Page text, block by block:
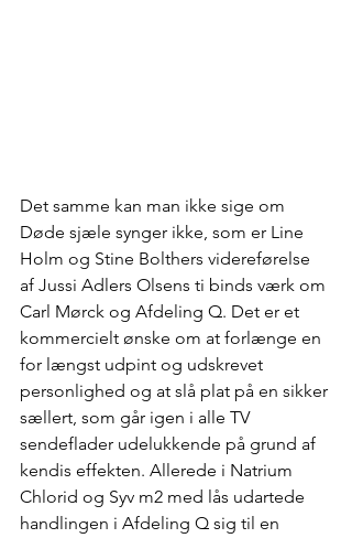
Det samme kan man ikke sige om
Døde sjæle synger ikke, som er Line
Holm og Stine Bolthers videreførelse
af Jussi Adlers Olsens ti binds værk om
Carl Mørck og Afdeling Q. Det er et
kommercielt ønske om at forlænge en
for længst udpint og udskrevet
personlighed og at slå plat på en sikker
sællert, som går igen i alle TV
sendeflader udelukkende på grund af
kendis effekten. Allerede i Natrium
Chlorid og Syv m2 med lås udartede
handlingen i Afdeling Q sig til en